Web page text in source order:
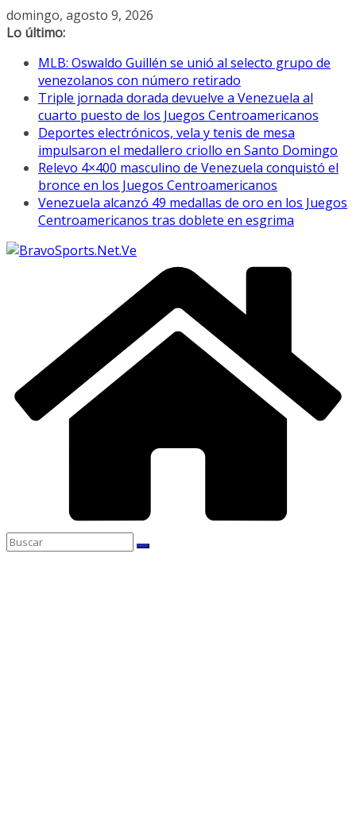
Saltar
al
domingo, agosto 9, 2026
Lo último:
MLB: Oswaldo Guillén se unió al selecto grupo de
venezolanos con número retirado
Triple jornada dorada devuelve a Venezuela al
cuarto puesto de los Juegos Centroamericanos
Deportes electrónicos, vela y tenis de mesa
impulsaron el medallero criollo en Santo Domingo
Relevo 4×400 masculino de Venezuela conquistó el
bronce en los Juegos Centroamericanos
Venezuela alcanzó 49 medallas de oro en los Juegos
Centroamericanos tras doblete en esgrima